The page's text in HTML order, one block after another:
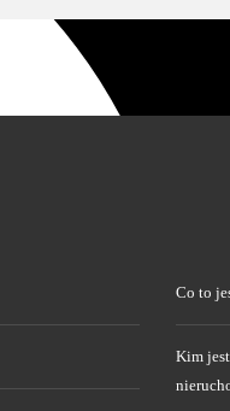
Co to
Kim